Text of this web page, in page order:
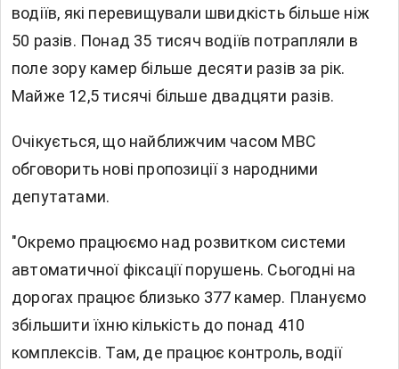
водіїв, які перевищували швидкість більше ніж
50 разів. Понад 35 тисяч водіїв потрапляли в
поле зору камер більше десяти разів за рік.
Майже 12,5 тисячі більше двадцяти разів.
Очікується, що найближчим часом МВС
обговорить нові пропозиції з народними
депутатами.
"Окремо працюємо над розвитком системи
автоматичної фіксації порушень. Сьогодні на
дорогах працює близько 377 камер. Плануємо
збільшити їхню кількість до понад 410
комплексів. Там, де працює контроль, водії